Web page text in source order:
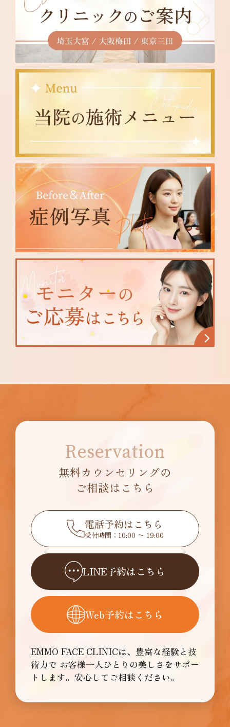
Reservation
無料カウンセリングの
ご相談はこちら
電話予約はこちら
受付時間：10:00 〜 19:00
LINE予約はこちら
Web予約はこちら
EMMO FACE CLINICは、豊富な経験と技
術力で お客様一人ひとりの美しさをサポー
トします。安心してご相談ください。